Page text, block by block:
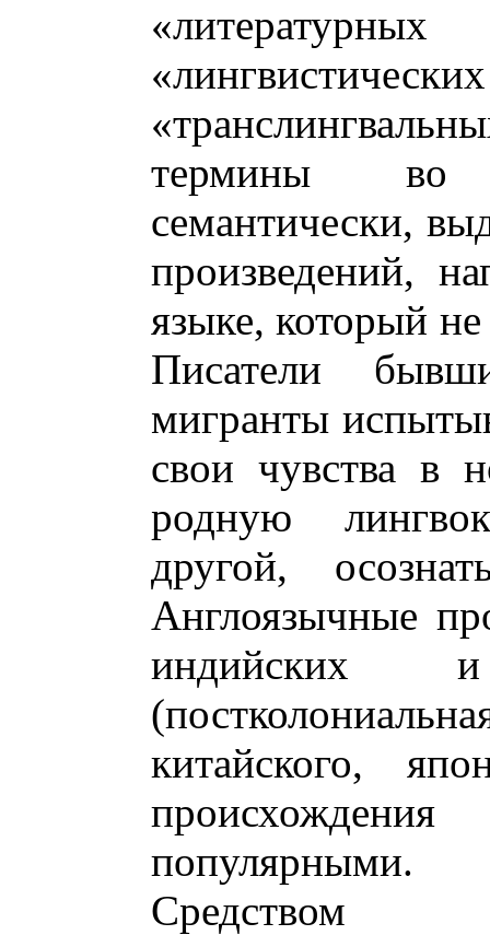
термины во
семантически,
произведений,
языке, который
Писатели
мигранты
свои чувства в
родную
другой,
Англоязычные
индийских
китайского,
популярными.
Средством